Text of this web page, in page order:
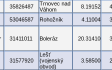
35826487
Trnovec nad
Váhom
8.19152
53046587 Rohožník 4.11004
31411011 Boleráz 20.31410
31577920
Lešť
(vojenský
obvod)
3.58500